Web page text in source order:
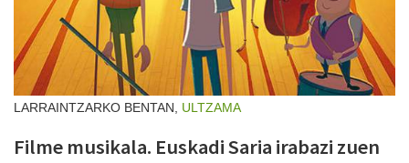
LARRAINTZARKO BENTAN, ULTZAMA
Filme musikala. Euskadi Saria irabazi zuen